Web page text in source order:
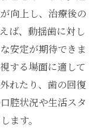
を歯医者が比
して受けるため
使用時の注意
向上し、治療後の
ば、動揺歯に対し
安定が期待できま
する場面に適して
れたり、歯の回復
腔状況や生活スタ
ます。